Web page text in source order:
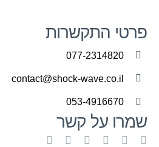
פרטי התקשרות
077-2314820
contact@shock-wave.co.il
053-4916670
שמרו על קשר